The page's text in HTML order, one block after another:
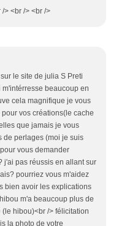
> <br /> <br />
le site de julia S Preti
beaucoup en
cela magnifique je vous
vos créations(le cache
que jamais je vous
de perlages (moi je suis
vous demander
j'ai pas réussis en allant sur
pourriez vous m'aidez
bien avoir les explications
m'a beaucoup plus de
hibou)<br /> félicitation
la photo de votre